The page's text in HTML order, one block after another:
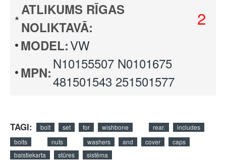
ATLIKUMS RĪGAS
NOLIKTAVĀ:
2
MODEL:VW
MPN:
N10155507 N0101675
481501543 251501577
TAGI: bolt set for wishbone rear.
includes
bolts
nuts washers and cover
caps
balstiekarta
stūres sistēma